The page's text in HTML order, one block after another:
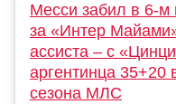
Месси забил в 6-м
за «Интер
ассиста – с
аргентинца 35+20
сезона МЛС